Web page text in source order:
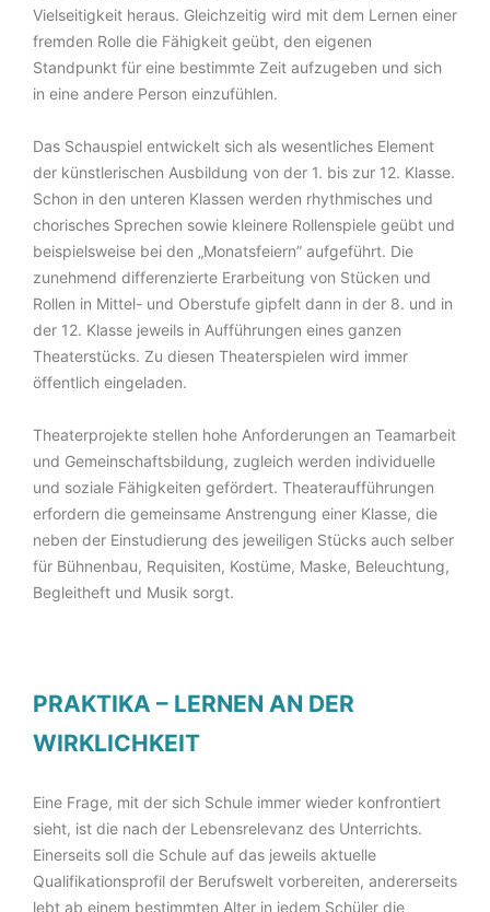
Vielseitigkeit heraus. Gleichzeitig wird mit dem Lernen einer
fremden Rolle die Fähigkeit geübt, den eigenen
Standpunkt für eine bestimmte Zeit aufzugeben und sich
in eine andere Person einzufühlen.
Das Schauspiel entwickelt sich als wesentliches Element
der künstlerischen Ausbildung von der 1. bis zur 12. Klasse.
Schon in den unteren Klassen werden rhythmisches und
chorisches Sprechen sowie kleinere Rollenspiele geübt und
beispielsweise bei den „Monatsfeiern” aufgeführt. Die
zunehmend differenzierte Erarbeitung von Stücken und
Rollen in Mittel- und Oberstufe gipfelt dann in der 8. und in
der 12. Klasse jeweils in Aufführungen eines ganzen
Theaterstücks. Zu diesen Theaterspielen wird immer
öffentlich eingeladen.
Theaterprojekte stellen hohe Anforderungen an Teamarbeit
und Gemeinschaftsbildung, zugleich werden individuelle
und soziale Fähigkeiten gefördert. Theateraufführungen
erfordern die gemeinsame Anstrengung einer Klasse, die
neben der Einstudierung des jeweiligen Stücks auch selber
für Bühnenbau, Requisiten, Kostüme, Maske, Beleuchtung,
Begleitheft und Musik sorgt.
PRAKTIKA – LERNEN AN DER
WIRKLICHKEIT
Eine Frage, mit der sich Schule immer wieder konfrontiert
sieht, ist die nach der Lebensrelevanz des Unterrichts.
Einerseits soll die Schule auf das jeweils aktuelle
Qualifikationsprofil der Berufswelt vorbereiten, andererseits
lebt ab einem bestimmten Alter in jedem Schüler die